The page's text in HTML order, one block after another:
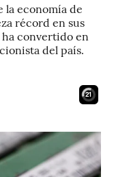
la economía de
récord en sus
convertido en
del país.
20